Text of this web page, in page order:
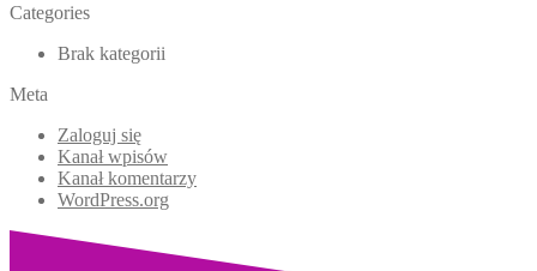
Categories
Brak kategorii
Meta
Zaloguj się
Kanał wpisów
Kanał komentarzy
WordPress.org